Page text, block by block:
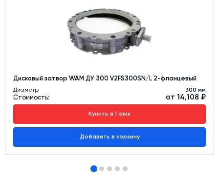
Дисковый затвор WAM ДУ 300 V2FS300SN/L 2-фланцевый
Диаметр 300 мм
Стоимость: от 14,108 ₽
Купить в 1 клик
Добавить в корзину